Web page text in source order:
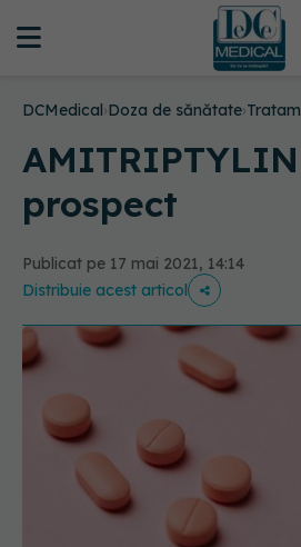
DCMedical›Doza de sănătate›
prospect
Publicat pe 17 mai 2021, 14:14
Distribuie acest articol